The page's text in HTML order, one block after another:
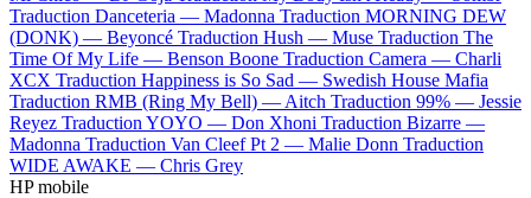
Traduction Danceteria — Madonna Traduction MORNING DEW
(DONK) — Beyoncé Traduction Hush — Muse Traduction The
Time Of My Life — Benson Boone Traduction Camera — Charli
XCX Traduction Happiness is So Sad — Swedish House Mafia
Traduction RMB (Ring My Bell) — Aitch Traduction 99% — Jessie
Reyez Traduction YOYO — Don Xhoni Traduction Bizarre —
Madonna Traduction Van Cleef Pt 2 — Malie Donn Traduction
WIDE AWAKE — Chris Grey
HP mobile